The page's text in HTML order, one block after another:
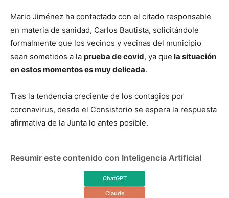
Mario Jiménez ha contactado con el citado responsable
en materia de sanidad, Carlos Bautista, solicitándole
formalmente que los vecinos y vecinas del municipio
sean sometidos a la prueba de covid, ya que la situación
en estos momentos es muy delicada.
Tras la tendencia creciente de los contagios por
coronavirus, desde el Consistorio se espera la respuesta
afirmativa de la Junta lo antes posible.
Resumir este contenido con Inteligencia Artificial
ChatGPT
Claude